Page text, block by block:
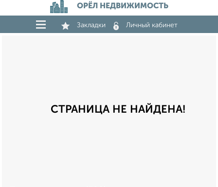
ОРЁЛ НЕДВИЖИМОСТЬ
Закладки Личный кабинет
СТРАНИЦА НЕ НАЙДЕНА!